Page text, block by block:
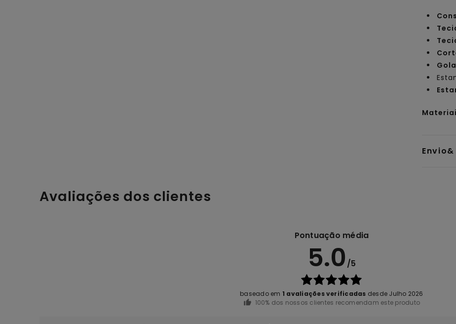
Avaliações dos clientes
Pontuação média
5.0 /5
baseado em 1 avaliações verificadas desde Julho 2026
100% dos nossos clientes recomendam este produto